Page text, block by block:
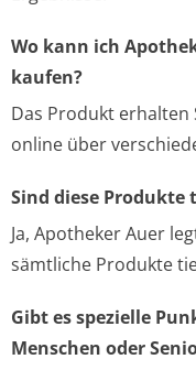
Wo kann ich
kaufen?
Das Produkt erhalten
online über
Sind diese Produkte
Ja, Apotheker Auer
sämtliche Produkte
Gibt es spezielle
Menschen oder